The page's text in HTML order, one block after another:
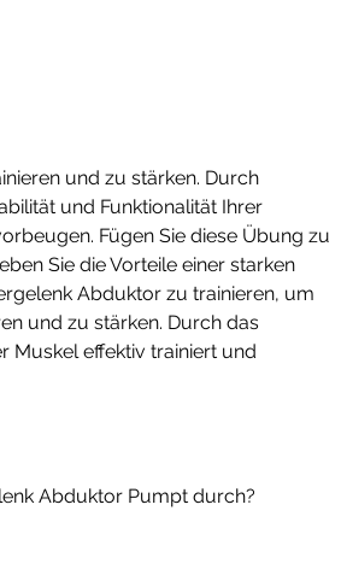
und Funktionalität Ihrer
Fügen Sie diese Übung zu
Sie die Vorteile einer starken
Abduktor zu trainieren, um
und zu stärken. Durch das
Muskel effektiv trainiert und
Abduktor Pumpt durch?